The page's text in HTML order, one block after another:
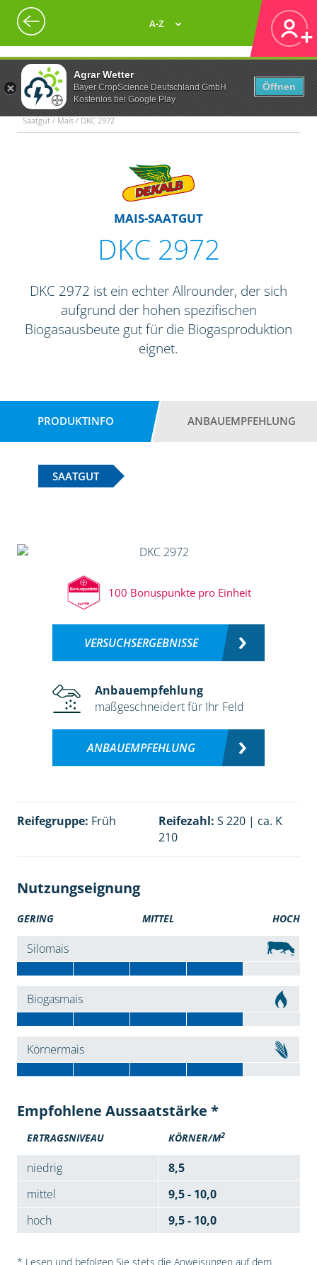
Agrar Wetter
Bayer CropScience Deutschland GmbH
Kostenlos bei Google Play
Öffnen
A-Z
Saatgut / Mais / DKC 2972
MAIS-SAATGUT
DKC 2972
DKC 2972 ist ein echter Allrounder, der sich
aufgrund der hohen spezifischen
Biogasausbeute gut für die Biogasproduktion
eignet.
PRODUKTINFO ANBAUEMPFEHLUNG
SAATGUT
100 Bonuspunkte pro Einheit
VERSUCHSERGEBNISSE
Anbauempfehlung
maßgeschneidert für Ihr Feld
ANBAUEMPFEHLUNG
Reifegruppe: Früh Reifezahl: S 220 | ca. K
210
Nutzungseignung
GERING MITTEL HOCH
Silomais
Biogasmais
Körnermais
Empfohlene Aussaatstärke *
ERTRAGSNIVEAU KÖRNER/M2
niedrig
8,5
mittel
9,5 - 10,0
hoch
9,5 - 10,0
* Lesen und befolgen Sie stets die Anweisungen auf dem